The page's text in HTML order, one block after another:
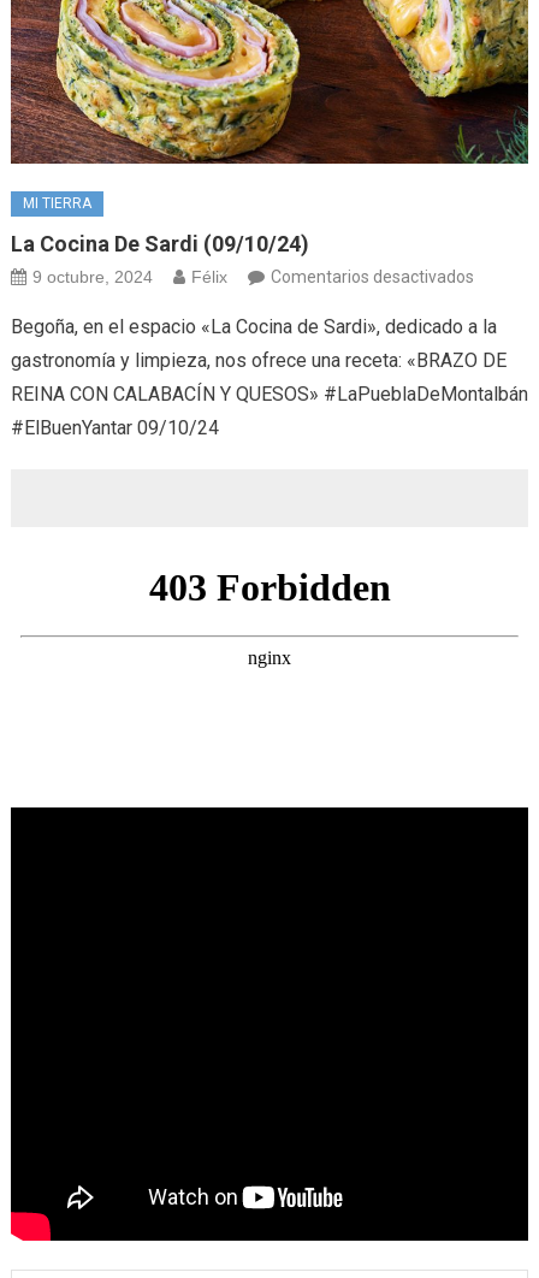
MI TIERRA
La Cocina De Sardi (09/10/24)
9 octubre, 2024 Félix Comentarios desactivadosen
Cocina
de
Sardi
Begoña, en el espacio «La Cocina de Sardi», dedicado a la
gastronomía y limpieza, nos ofrece una receta: «BRAZO DE
REINA CON CALABACÍN Y QUESOS» #LaPueblaDeMontalbán
#ElBuenYantar 09/10/24